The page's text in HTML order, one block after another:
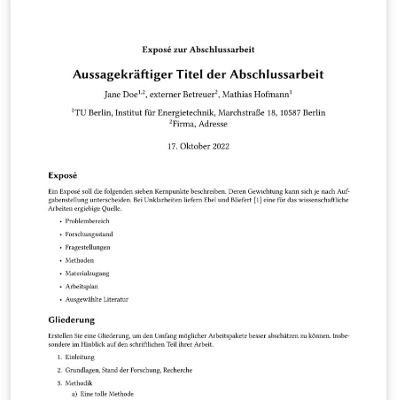
the author's README.md file at
https://github.com/holgern/TUB_PhDThesisTemplate